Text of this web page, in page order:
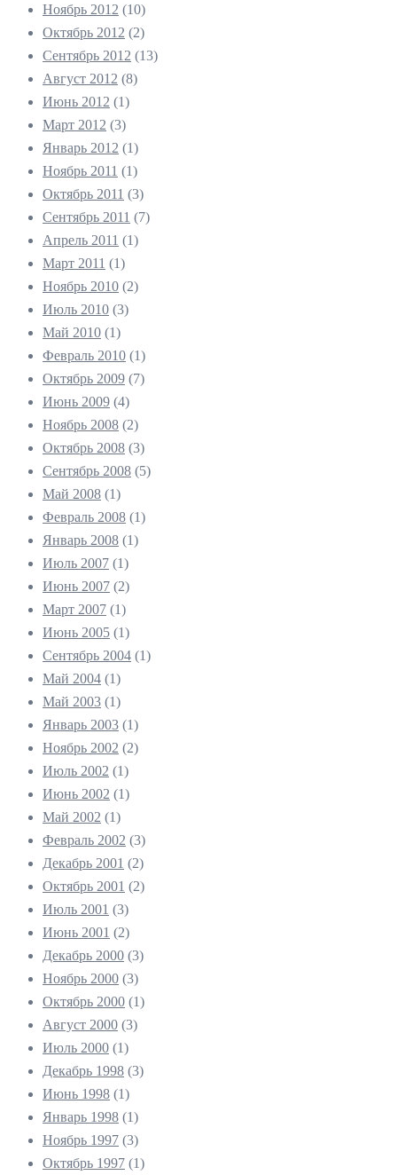
Ноябрь 2012 (10)
Октябрь 2012 (2)
Сентябрь 2012 (13)
Август 2012 (8)
Июнь 2012 (1)
Март 2012 (3)
Январь 2012 (1)
Ноябрь 2011 (1)
Октябрь 2011 (3)
Сентябрь 2011 (7)
Апрель 2011 (1)
Март 2011 (1)
Ноябрь 2010 (2)
Июль 2010 (3)
Май 2010 (1)
Февраль 2010 (1)
Октябрь 2009 (7)
Июнь 2009 (4)
Ноябрь 2008 (2)
Октябрь 2008 (3)
Сентябрь 2008 (5)
Май 2008 (1)
Февраль 2008 (1)
Январь 2008 (1)
Июль 2007 (1)
Июнь 2007 (2)
Март 2007 (1)
Июнь 2005 (1)
Сентябрь 2004 (1)
Май 2004 (1)
Май 2003 (1)
Январь 2003 (1)
Ноябрь 2002 (2)
Июль 2002 (1)
Июнь 2002 (1)
Май 2002 (1)
Февраль 2002 (3)
Декабрь 2001 (2)
Октябрь 2001 (2)
Июль 2001 (3)
Июнь 2001 (2)
Декабрь 2000 (3)
Ноябрь 2000 (3)
Октябрь 2000 (1)
Август 2000 (3)
Июль 2000 (1)
Декабрь 1998 (3)
Июнь 1998 (1)
Январь 1998 (1)
Ноябрь 1997 (3)
Октябрь 1997 (1)